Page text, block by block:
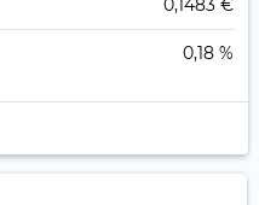
0,1483 €
0,18 %